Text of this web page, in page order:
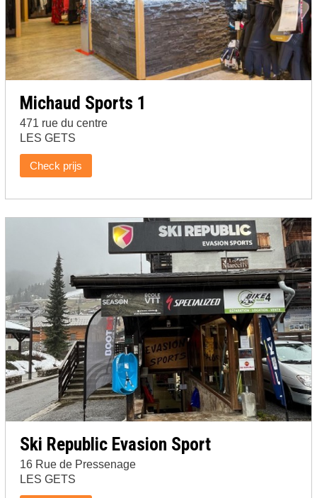
Michaud Sports 1
471 rue du centre
LES GETS
Check prijs
Ski Republic Evasion Sport
16 Rue de Pressenage
LES GETS